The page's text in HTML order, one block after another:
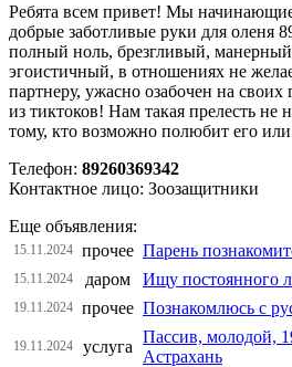
Ребята всем привет! Мы
добрые заботливые руки для оленя
полный ноль, брезгливый,
эгоистичный, в отношениях не
партнеру, ужасно озабочен на
из тиктоков! Нам такая прелесть
тому, кто возможно полюбит его или
Телефон: 89260369342
Контактное лицо: Зоозащитники
Еще объявления:
15.11.2024 прочее Парень
15.11.2024 даром Ищу постоянного
19.11.2024 прочее Познакомлюсь с
19.11.2024 услуга
Пассив, молодой,
Астрахань